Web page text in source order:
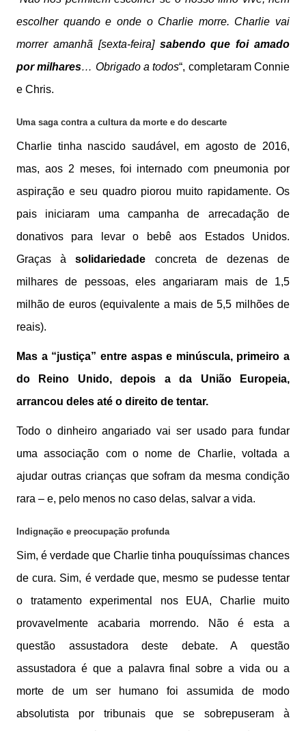
escolher quando e onde o Charlie morre. Charlie vai
morrer amanhã [sexta-feira] sabendo que foi amado
por milhares… Obrigado a todos“, completaram Connie
e Chris.
Uma saga contra a cultura da morte e do descarte
Charlie tinha nascido saudável, em agosto de 2016,
mas, aos 2 meses, foi internado com pneumonia por
aspiração e seu quadro piorou muito rapidamente. Os
pais iniciaram uma campanha de arrecadação de
donativos para levar o bebê aos Estados Unidos.
Graças àsolidariedade concreta de dezenas de
milhares de pessoas, eles angariaram mais de 1,5
milhão de euros (equivalente a mais de 5,5 milhões de
reais).
Mas a “justiça” entre aspas e minúscula, primeiro a
do Reino Unido, depois a da União Europeia,
arrancou deles até o direito de tentar.
Todo o dinheiro angariado vai ser usado para fundar
uma associação com o nome de Charlie, voltada a
ajudar outras crianças que sofram da mesma condição
rara – e, pelo menos no caso delas, salvar a vida.
Indignação e preocupação profunda
Sim, é verdade que Charlie tinha pouquíssimas chances
de cura. Sim, é verdade que, mesmo se pudesse tentar
o tratamento experimental nos EUA, Charlie muito
provavelmente acabaria morrendo. Não é esta a
questão assustadora deste debate. A questão
assustadora é que a palavra final sobre a vida ou a
morte de um ser humano foi assumida de modo
absolutista por tribunais que se sobrepuseram à